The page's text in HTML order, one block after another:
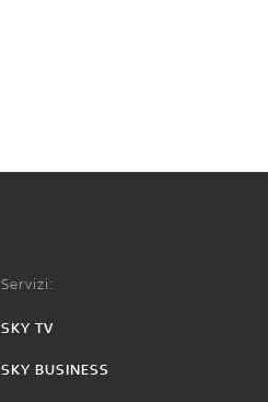
Servizi:
SKY TV
SKY BUSINESS